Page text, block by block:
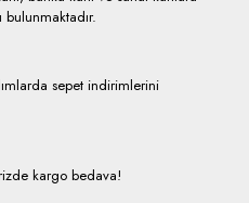
bulunmaktadır.
sepet indirimlerini
kargo bedava!